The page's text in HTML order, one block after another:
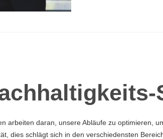
arbeiten daran, unsere Abläufe zu optimieren,
dies schlägt sich in den verschiedensten